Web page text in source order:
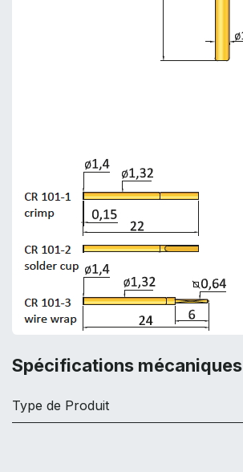
Spécifications mécaniques
Type de Produit